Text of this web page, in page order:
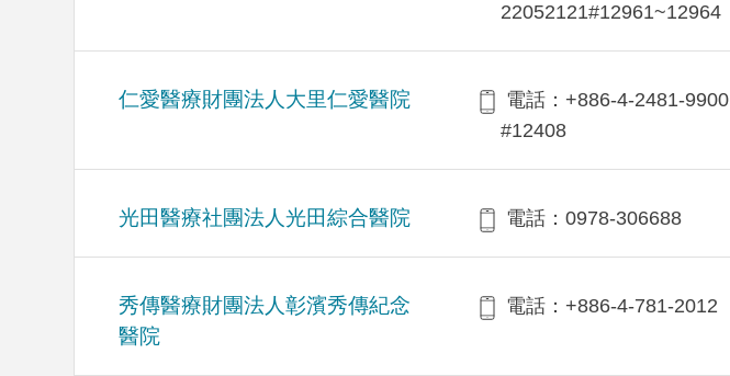
22052121#12961~12964
仁愛醫療財團法人大里仁愛醫院
電話：+886-4-2481-9900
#12408
光田醫療社團法人光田綜合醫院 電話：0978-306688
秀傳醫療財團法人彰濱秀傳紀念
醫院
電話：+886-4-781-2012